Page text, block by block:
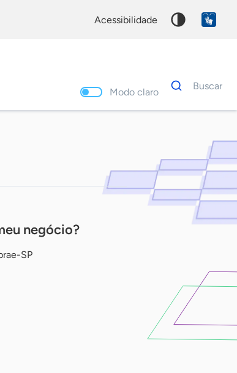
acessibilidade
Modo claro
Dados
para
Buscar
negócio?
SP